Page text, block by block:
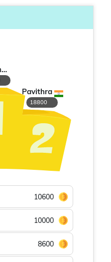
Ramanapriya
Pavithra
18800
10600
10000
8600